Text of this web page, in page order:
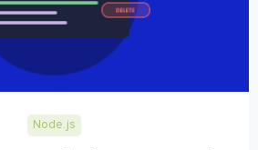
Node.js